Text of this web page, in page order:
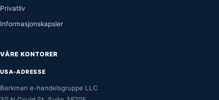
Privatliv
Informasjonskapsler
VÅRE KONTORER
USA-ADRESSE
Berkman e-handelsgruppe LLC